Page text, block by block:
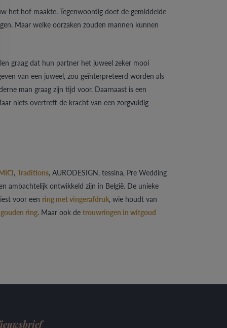
het hof maakte. Tegenwoordig doet de gemiddelde
Maar welke oorzaken zouden mannen kunnen
graag dat hun partner het juweel zeker mooi
van een juweel, zou geïnterpreteerd worden als
man graag zijn tijd voor. Daarnaast is een
niets overtreft de kracht van een zorgvuldig
, Traditions, AURODESIGN, tessina, Pre Wedding
ambachtelijk ontwikkeld zijn in België. De unieke
voor een ring met vingerafdruk, wie houdt van
gouden ring. Maar ook de trouwringen in witgoud